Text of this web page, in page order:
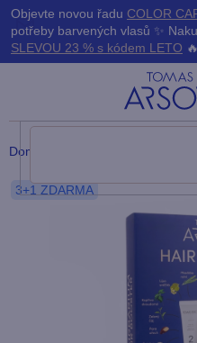
Přejít
na
obsah
Objevte novou řadu COLOR
potřeby barvených vlasů ✨
SLEVOU 23 % s kódem LETO 🔥
Domů
3+1 ZDARMA
K
o
k
Zpět
Zpět